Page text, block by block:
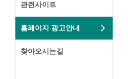
관련사이트
홈페이지 광고안내
찾아오시는길